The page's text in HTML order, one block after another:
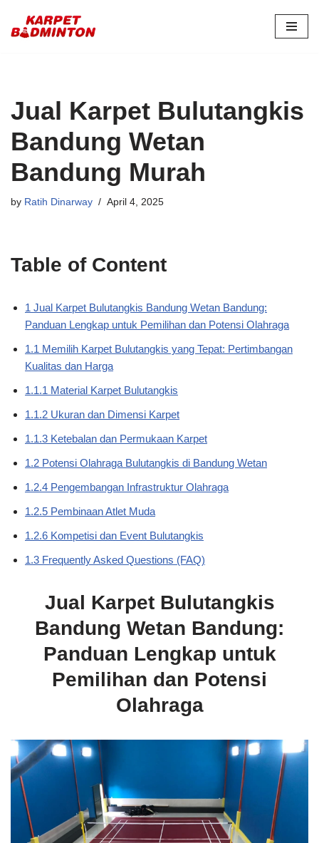
Skip
Jual Karpet Bulutangkis
Bandung Wetan
Bandung Murah
by Ratih Dinarway April 4, 2025
Table of Content
1 Jual Karpet Bulutangkis Bandung Wetan Bandung:
Panduan Lengkap untuk Pemilihan dan Potensi Olahraga
1.1 Memilih Karpet Bulutangkis yang Tepat: Pertimbangan
Kualitas dan Harga
1.1.1 Material Karpet Bulutangkis
1.1.2 Ukuran dan Dimensi Karpet
1.1.3 Ketebalan dan Permukaan Karpet
1.2 Potensi Olahraga Bulutangkis di Bandung Wetan
1.2.4 Pengembangan Infrastruktur Olahraga
1.2.5 Pembinaan Atlet Muda
1.2.6 Kompetisi dan Event Bulutangkis
1.3 Frequently Asked Questions (FAQ)
Jual Karpet Bulutangkis
Bandung Wetan Bandung:
Panduan Lengkap untuk
Pemilihan dan Potensi
Olahraga